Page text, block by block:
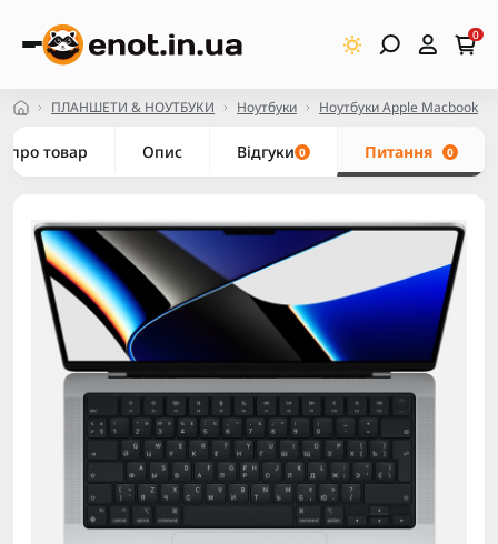
0
ПЛАНШЕТИ & НОУТБУКИ Ноутбуки Ноутбуки Apple Macbook
про товар Опис Відгуки 0 Питання 0